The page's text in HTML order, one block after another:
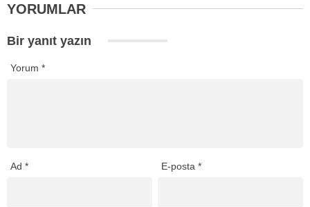
YORUMLAR
Bir yanıt yazın
Yorum *
Ad * E-posta*